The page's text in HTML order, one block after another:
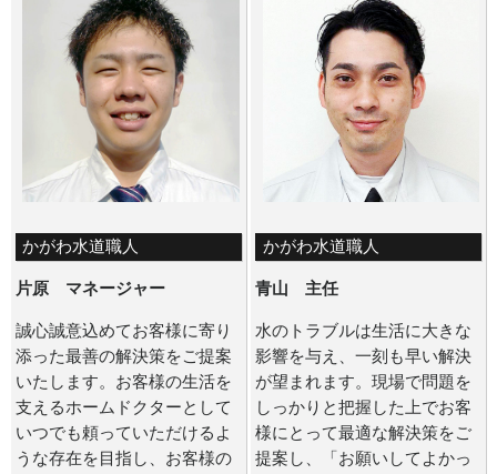
かがわ水道職人
片原 マネージャー
誠心誠意込めてお客様に寄り
添った最善の解決策をご提案
いたします。お客様の生活を
支えるホームドクターとして
いつでも頼っていただけるよ
うな存在を目指し、お客様の
かがわ水道職人
青山 主任
水のトラブルは生活に大きな
影響を与え、一刻も早い解決
が望まれます。現場で問題を
しっかりと把握した上でお客
様にとって最適な解決策をご
提案し、「お願いしてよかっ